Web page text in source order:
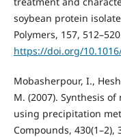
soybean protein
Polymers, 157,
https://doi.org/
Mobasherpour, I.,
M. (2007). Synthesis
using precipitation
Compounds, 430(1–2),